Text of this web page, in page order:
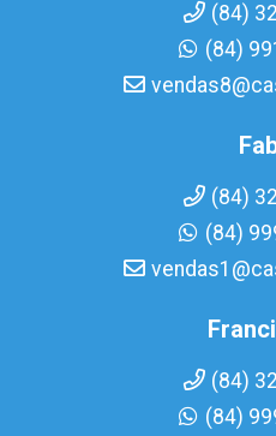
(84)
(84)
(84)
(84)
(84)
(84)